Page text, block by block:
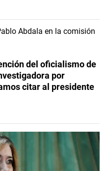
del oficialismo de
por
citar al presidente